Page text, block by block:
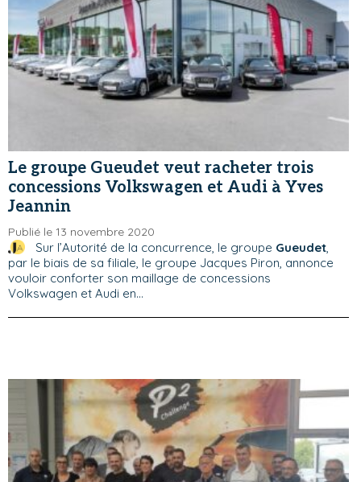
Le groupe Gueudet veut racheter trois
concessions Volkswagen et Audi à Yves
Jeannin
Publié le 13 novembre 2020
Sur l’Autorité de la concurrence, le groupe Gueudet,
par le biais de sa filiale, le groupe Jacques Piron, annonce
vouloir conforter son maillage de concessions
Volkswagen et Audi en...